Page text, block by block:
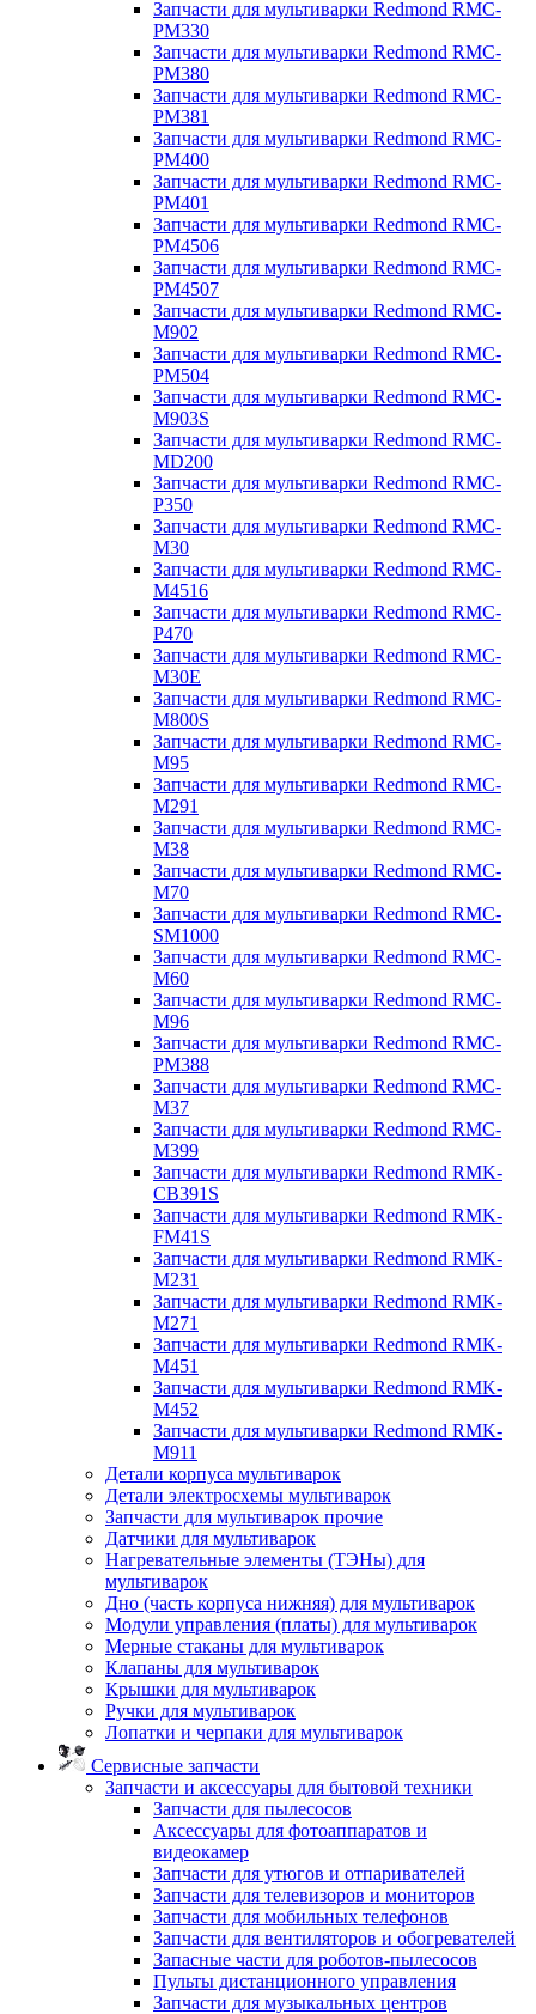
Запчасти для мультиварки Redmond RMC-
PM330
Запчасти для мультиварки Redmond RMC-
PM380
Запчасти для мультиварки Redmond RMC-
PM381
Запчасти для мультиварки Redmond RMC-
PM400
Запчасти для мультиварки Redmond RMC-
PM401
Запчасти для мультиварки Redmond RMC-
PM4506
Запчасти для мультиварки Redmond RMC-
PM4507
Запчасти для мультиварки Redmond RMC-
M902
Запчасти для мультиварки Redmond RMC-
PM504
Запчасти для мультиварки Redmond RMC-
M903S
Запчасти для мультиварки Redmond RMC-
MD200
Запчасти для мультиварки Redmond RMC-
P350
Запчасти для мультиварки Redmond RMC-
M30
Запчасти для мультиварки Redmond RMC-
M4516
Запчасти для мультиварки Redmond RMC-
P470
Запчасти для мультиварки Redmond RMC-
M30E
Запчасти для мультиварки Redmond RMC-
M800S
Запчасти для мультиварки Redmond RMC-
M95
Запчасти для мультиварки Redmond RMC-
M291
Запчасти для мультиварки Redmond RMC-
M38
Запчасти для мультиварки Redmond RMC-
M70
Запчасти для мультиварки Redmond RMC-
SM1000
Запчасти для мультиварки Redmond RMC-
M60
Запчасти для мультиварки Redmond RMC-
M96
Запчасти для мультиварки Redmond RMC-
PM388
Запчасти для мультиварки Redmond RMC-
M37
Запчасти для мультиварки Redmond RMC-
M399
Запчасти для мультиварки Redmond RMK-
CB391S
Запчасти для мультиварки Redmond RMK-
FM41S
Запчасти для мультиварки Redmond RMK-
M231
Запчасти для мультиварки Redmond RMK-
M271
Запчасти для мультиварки Redmond RMK-
M451
Запчасти для мультиварки Redmond RMK-
M452
Запчасти для мультиварки Redmond RMK-
M911
Детали корпуса мультиварок
Детали электросхемы мультиварок
Запчасти для мультиварок прочие
Датчики для мультиварок
Нагревательные элементы (ТЭНы) для
мультиварок
Дно (часть корпуса нижняя) для мультиварок
Модули управления (платы) для мультиварок
Мерные стаканы для мультиварок
Клапаны для мультиварок
Крышки для мультиварок
Ручки для мультиварок
Лопатки и черпаки для мультиварок
Сервисные запчасти
Запчасти и аксессуары для бытовой техники
Запчасти для пылесосов
Аксессуары для фотоаппаратов и
видеокамер
Запчасти для утюгов и отпаривателей
Запчасти для телевизоров и мониторов
Запчасти для мобильных телефонов
Запчасти для вентиляторов и обогревателей
Запасные части для роботов-пылесосов
Пульты дистанционного управления
Запчасти для музыкальных центров